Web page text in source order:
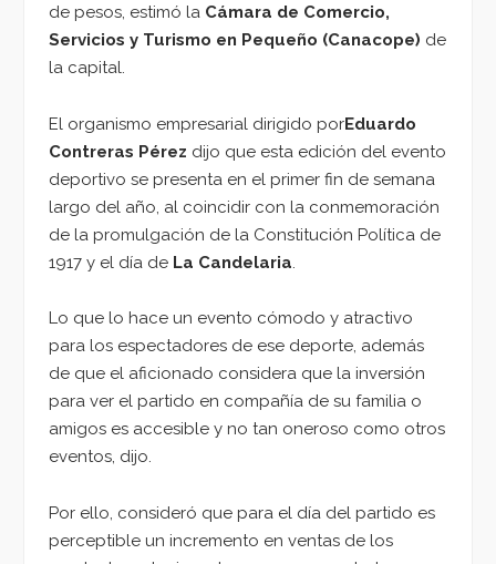
de pesos, estimó la Cámara de Comercio,
Servicios y Turismo en Pequeño (Canacope) de
la capital.
El organismo empresarial dirigido porEduardo
Contreras Pérez dijo que esta edición del evento
deportivo se presenta en el primer fin de semana
largo del año, al coincidir con la conmemoración
de la promulgación de la Constitución Política de
1917 y el día de La Candelaria
Lo que lo hace un evento cómodo y atractivo
para los espectadores de ese deporte, además
de que el aficionado considera que la inversión
para ver el partido en compañía de su familia o
amigos es accesible y no tan oneroso como otros
eventos, dijo.
Por ello, consideró que para el día del partido es
perceptible un incremento en ventas de los